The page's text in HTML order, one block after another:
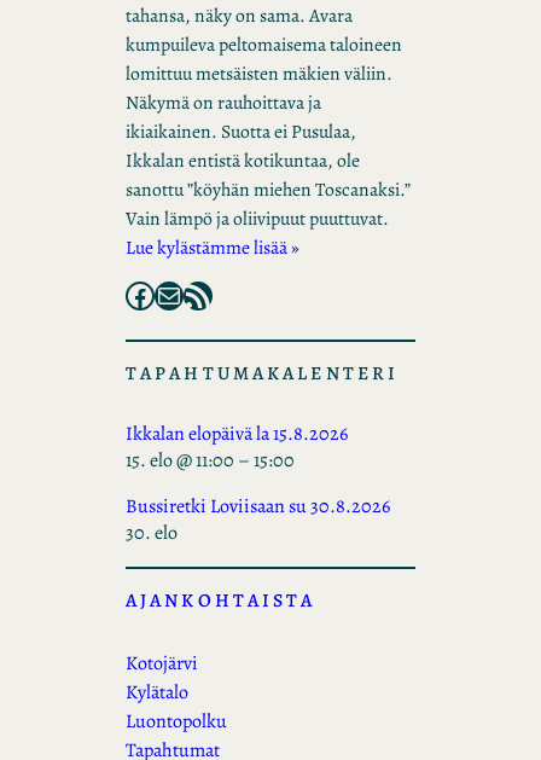
tahansa, näky on sama. Avara
kumpuileva peltomaisema taloineen
lomittuu metsäisten mäkien väliin.
Näkymä on rauhoittava ja
ikiaikainen. Suotta ei Pusulaa,
Ikkalan entistä kotikuntaa, ole
sanottu ”köyhän miehen Toscanaksi.”
Vain lämpö ja oliivipuut puuttuvat.
Lue kylästämme lisää »
Facebook Mail RSS Feed
TAPAHTUMAKALENTERI
Ikkalan elopäivä la 15.8.2026
15. elo @ 11:00 –15:00
Bussiretki Loviisaan su 30.8.2026
30. elo
AJANKOHTAISTA
Kotojärvi
Kylätalo
Luontopolku
Tapahtumat